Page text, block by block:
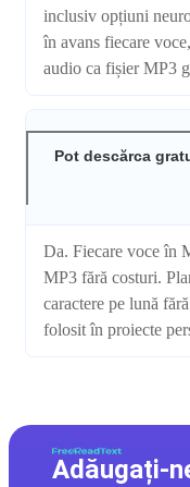
inclusiv opțiuni
în avans fiecare
audio ca fișier MP3
Pot descărca
Da. Fiecare voce în
MP3 fără costuri.
caractere pe lună
folosit în proiecte
Adăugați-